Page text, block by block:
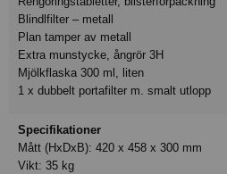
Blindlfilter – metall
Plan tamper av metall
Extra munstycke, ångrör 3H
Mjölkflaska 300 ml, liten
1 x dubbelt portafilter m. smalt utlopp
Specifikationer
Mått (HxDxB): 420 x 458 x 300 mm
Vikt: 35 kg